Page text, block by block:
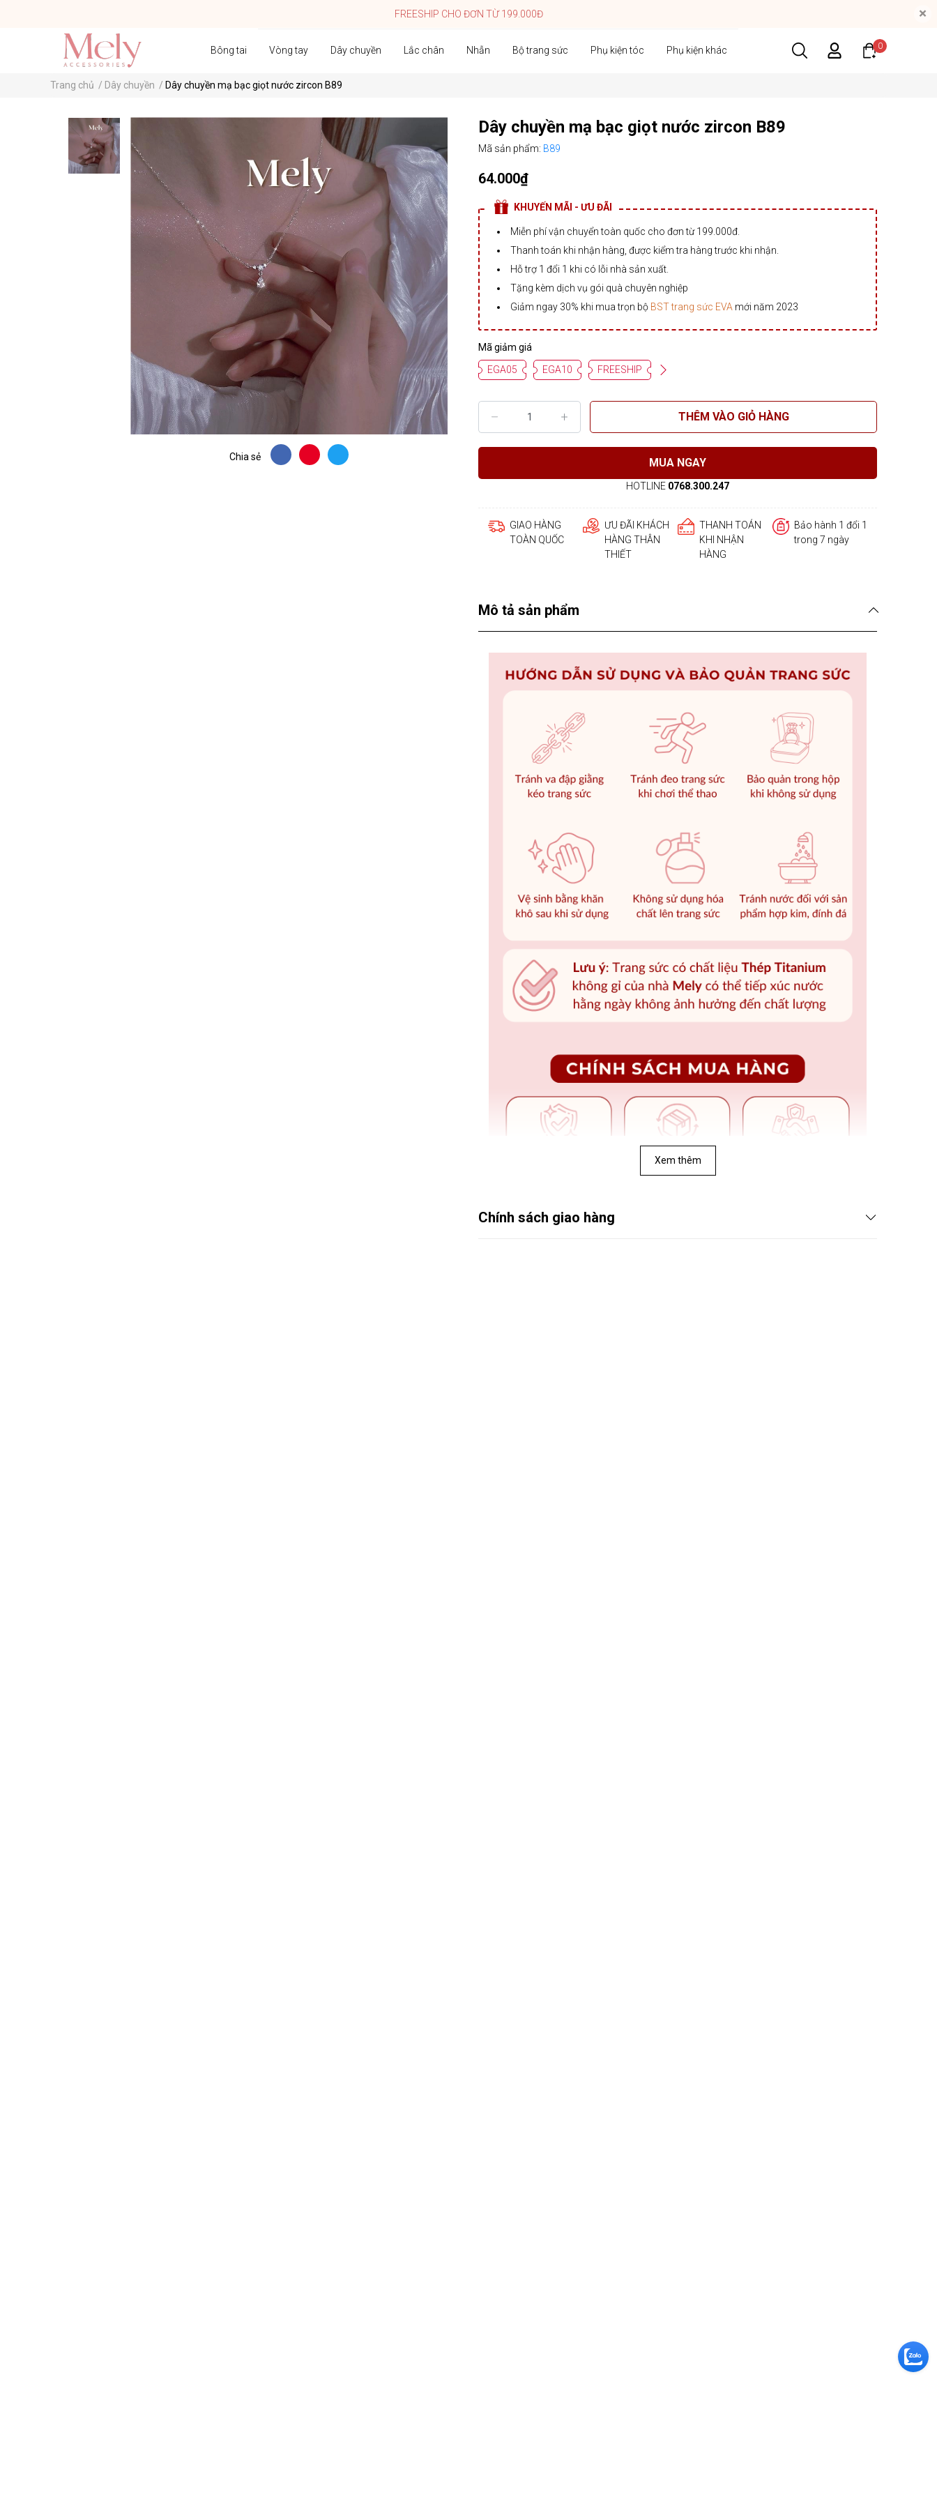
FREESHIP CHO ĐƠN TỪ 199.000Đ ×
Bông tai Vòng tay Dây chuyền Lắc chân Nhẫn Bộ trang sức Phụ kiện tóc Phụ kiện khác 0
Trang chủ / Dây chuyền / Dây chuyền mạ bạc giọt nước zircon B89
Chia sẻ
Dây chuyền mạ bạc giọt nước zircon B89
Mã sản phẩm: B89
64.000₫
KHUYẾN MÃI - ƯU ĐÃI
Miễn phí vận chuyển toàn quốc cho đơn từ 199.000đ.
Thanh toán khi nhận hàng, được kiểm tra hàng trước khi nhận.
Hỗ trợ 1 đổi 1 khi có lỗi nhà sản xuất.
Tặng kèm dịch vụ gói quà chuyên nghiệp
Giảm ngay 30% khi mua trọn bộ BST trang sức EVA mới năm 2023
Mã giảm giá
EGA05
EGA10 FREESHIP
THÊM VÀO GIỎ HÀNG
MUA NGAY
HOTLINE 0768.300.247
GIAO HÀNG
TOÀN QUỐC
ƯU ĐÃI KHÁCH
HÀNG THÂN
THIẾT
THANH TOÁN
KHI NHẬN
HÀNG
Bảo hành 1 đổi 1
trong 7 ngày
Mô tả sản phẩm
Xem thêm
Chính sách giao hàng